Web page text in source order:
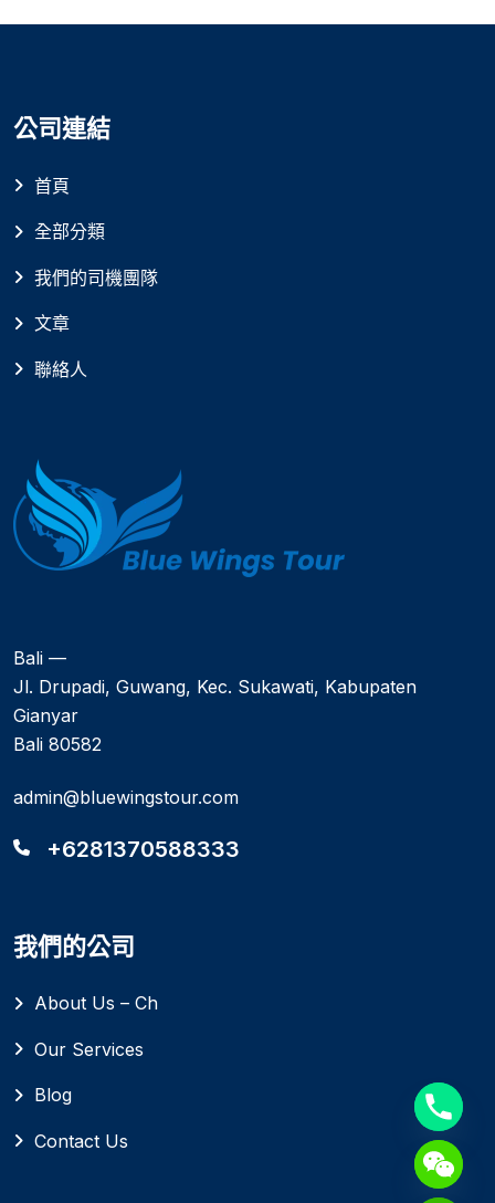
公司連結
首頁
全部分類
我們的司機團隊
文章
聯絡人
Bali —
Jl. Drupadi, Guwang, Kec. Sukawati, Kabupaten
Gianyar
Bali 80582
admin@bluewingstour.com
+6281370588333
我們的公司
About Us – Ch
Our Services
Blog
Contact Us